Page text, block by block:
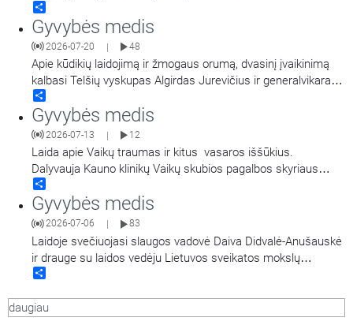
visuomenės vertybes bei kasdienybę? Pasakoja gydytojas,
kunigas, bioetikos specialistas prof. dr. Andrius Narbekovas.
Laidą veda Regina Statkuvienė.
Gyvybės medis
2026-07-20 | 48
Apie kūdikių laidojimą ir žmogaus orumą, dvasinį įvaikinimą
kalbasi Telšių vyskupas Algirdas Jurevičius ir generalvikaras
Vilius Viktoravičius bei Dvasinio įvaikinimo
koordinatorė Jolanta Felicija Celiešienė.
Gyvybės medis
2026-07-13 | 12
Laida apie Vaikų traumas ir kitus vasaros iššūkius.
Dalyvauja Kauno klinikų Vaikų skubios pagalbos skyriaus
vadovas dr. Algirdas Dagys ir Vaikų intensyviosios terapijos
skyriaus vadovė doc. dr. Ilona Razlevičė, kalbina Kauno klinikų
dvasinė asistentė Svetlana Adler-Mikulėnienė. Laidoje
minimos nuorodos: Pacientas gali būti priskirtas…
Gyvybės medis
2026-07-06 83
Laidoje svečiuojasi slaugos vadovė Daiva Didvalė-Anušauskė
ir drauge su laidos vedėju Lietuvos sveikatos mokslų
universiteto Medicinos fakulteto dekanu prof. Andriumi Macu
augti, siekti ir pasiekti?
daugiau